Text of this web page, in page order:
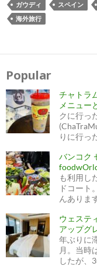
ガウディ スペイン
海外旅行
投
ビ
ゲ
ー
シ
ョ
ン
Popular
チャトラ
メニュー
クに行っ
りに行っ
バンコク
も利用し
ドコート
んありま
ウェステ
アップグ
年ぶりに
月。当時
したが、